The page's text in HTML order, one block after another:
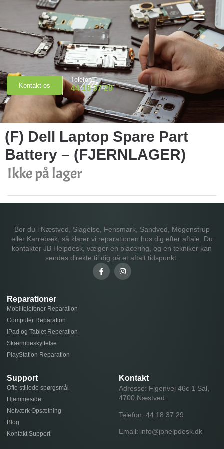
Kontakt os
Telefon
44 18 37 29
(F) Dell Laptop Spare Part
Battery – (FJERNLAGER)
Ikke på lager
Bor du i Næstved, Slagelse, Fensmark, Sandved, Mogenstrup
eller Karrebæk, så klarer vi reparationen hos dig efter aftale. Du
kontakter JB Helpdesk, vælger en placering, og en tekniker kan
sendes direkte til dig på et aftalt tidspunkt.
Reparationer
Mobiltelefoner Reparation
Computer Reparation
iPad og Tablet Reperation
Skærmbeskyttelse
PlayStation Reparation
Support
Ofte stillede spørgsmål
Hjemmeside
Netværk Opsætning
Blog
Kontakt Support
Kontakt
Adresse: Figenvej 46c 1 Sal,
4700 Næstved.
Telefon: 44 18 37 29
Email: info@jbhelpdesk.dk